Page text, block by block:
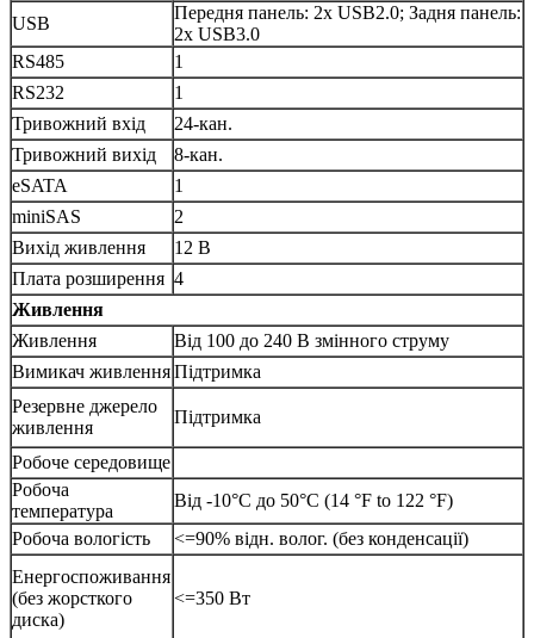
USB
Передня панель: 2x USB2.0; Задня панель:
2x USB3.0
RS485
1
RS232
1
Тривожний вхід
24-кан.
Тривожний вихід
8-кан.
eSATA
1
miniSAS
2
Вихід живлення
12 В
Плата розширення 4
Живлення
Живлення
Від 100 до 240 В змінного струму
Вимикач живленняПідтримка
Резервне джерело
живлення
Підтримка
Робоче середовище
Робоча
температура
Від -10°C до 50°C (14 °F to 122 °F)
Робоча вологість
<=90% відн. волог. (без конденсації)
Енергоспоживання
(без жорсткого
диска)
<=350 Вт